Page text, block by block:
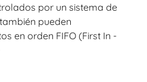
por un sistema de
pueden
en orden FIFO (First In -